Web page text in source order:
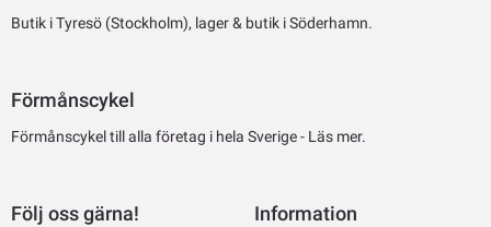
Butik i Tyresö (Stockholm), lager & butik i Söderhamn.
Förmånscykel
Förmånscykel till alla företag i hela Sverige - Läs mer.
Följ oss gärna! Information